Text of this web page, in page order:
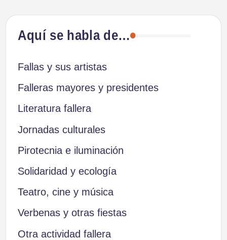
Aquí se habla de…
Fallas y sus artistas
Falleras mayores y presidentes
Literatura fallera
Jornadas culturales
Pirotecnia e iluminación
Solidaridad y ecología
Teatro, cine y música
Verbenas y otras fiestas
Otra actividad fallera